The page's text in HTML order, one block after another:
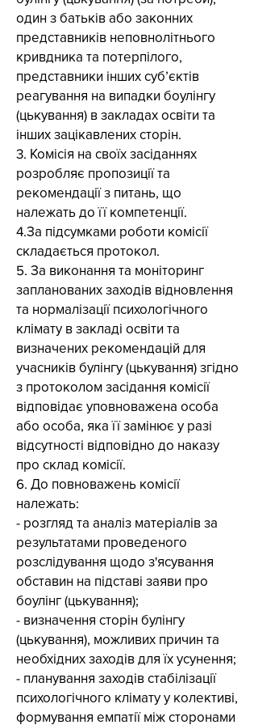
один з батьків або законних
представників неповнолітнього
кривдника та потерпілого,
представники інших суб’єктів
реагування на випадки боулінгу
(цькування) в закладах освіти та
інших зацікавлених сторін.
3. Комісія на своїх засіданнях
розробляє пропозиції та
рекомендації з питань, що
належать до її компетенції.
4.За підсумками роботи комісії
складається протокол.
5. За виконання та моніторинг
запланованих заходів відновлення
та нормалізації психологічного
клімату в закладі освіти та
визначених рекомендацій для
учасників булінгу (цькування) згідно
з протоколом засідання комісії
відповідає уповноважена особа
або особа, яка її замінює у разі
відсутності відповідно до наказу
про склад комісії.
6. До повноважень комісії
належать:
- розгляд та аналіз матеріалів за
результатами проведеного
розслідування щодо з'ясування
обставин на підставі заяви про
боулінг (цькування);
- визначення сторін булінгу
(цькування), можливих причин та
необхідних заходів для їх усунення;
- планування заходів стабілізації
психологічного клімату у колективі,
формування емпатії між сторонами